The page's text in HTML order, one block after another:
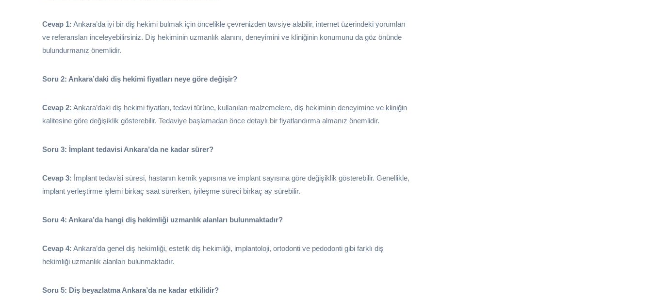
Cevap 1: Ankara’da iyi bir diş hekimi bulmak için öncelikle çevrenizden tavsiye alabilir, internet üzerindeki yorumları
ve referansları inceleyebilirsiniz. Diş hekiminin uzmanlık alanını, deneyimini ve kliniğinin konumunu da göz önünde
bulundurmanız önemlidir.
Soru 2: Ankara’daki diş hekimi fiyatları neye göre değişir?
Cevap 2: Ankara’daki diş hekimi fiyatları, tedavi türüne, kullanılan malzemelere, diş hekiminin deneyimine ve kliniğin
kalitesine göre değişiklik gösterebilir. Tedaviye başlamadan önce detaylı bir fiyatlandırma almanız önemlidir.
Soru 3: İmplant tedavisi Ankara’da ne kadar sürer?
Cevap 3: İmplant tedavisi süresi, hastanın kemik yapısına ve implant sayısına göre değişiklik gösterebilir. Genellikle,
implant yerleştirme işlemi birkaç saat sürerken, iyileşme süreci birkaç ay sürebilir.
Soru 4: Ankara’da hangi diş hekimliği uzmanlık alanları bulunmaktadır?
Cevap 4: Ankara’da genel diş hekimliği, estetik diş hekimliği, implantoloji, ortodonti ve pedodonti gibi farklı diş
hekimliği uzmanlık alanları bulunmaktadır.
Soru 5: Diş beyazlatma Ankara’da ne kadar etkilidir?